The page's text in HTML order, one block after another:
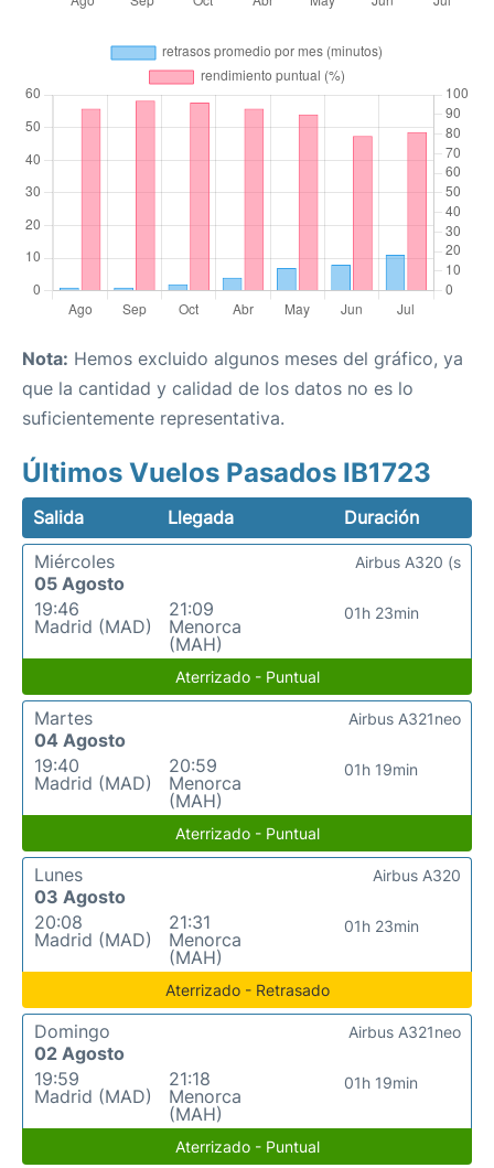
Nota: Hemos excluido algunos meses del gráfico, ya
que la cantidad y calidad de los datos no es lo
suficientemente representativa.
Últimos Vuelos Pasados IB1723
Salida Llegada
Duración
Miércoles
05 Agosto
19:46
Madrid (MAD)
21:09
Menorca
(MAH)
01h 23min
Airbus A320 (s
Aterrizado - Puntual
Martes
04 Agosto
19:40
Madrid (MAD)
20:59
Menorca
(MAH)
01h 19min
Airbus A321neo
Aterrizado - Puntual
Lunes
03 Agosto
20:08
Madrid (MAD)
21:31
Menorca
(MAH)
01h 23min
Airbus A320
Aterrizado - Retrasado
Domingo
02 Agosto
19:59
Madrid (MAD)
21:18
Menorca
(MAH)
01h 19min
Airbus A321neo
Aterrizado - Puntual